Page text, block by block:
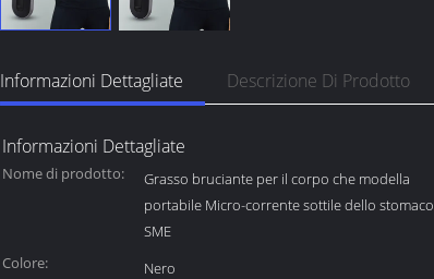
Informazioni Dettagliate Descrizione Di Prodotto
Informazioni Dettagliate
Nome di prodotto:
Grasso bruciante per il corpo che modella
portabile Micro-corrente sottile dello stomaco
SME
Colore: Nero